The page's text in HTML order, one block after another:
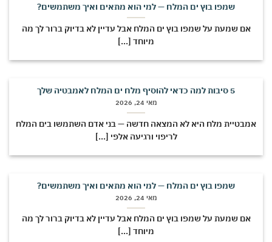
שמפו בוץ ים המלח — למי הוא מתאים ואיך משתמשים?
אם שמעת על שמפו בוץ ים המלח אבל עדיין לא בדיוק ברור לך מה
מיוחד [...]
מלח היא לא המצאה חדשה — בני אדם השתמשו בים המלח
לריפוי ורגיעה אלפי [...]
שמפו בוץ ים המלח — למי הוא מתאים ואיך משתמשים?
אם שמעת על שמפו בוץ ים המלח אבל עדיין לא בדיוק ברור לך מה
מיוחד [...]